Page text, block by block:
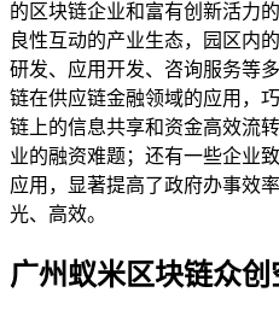
的区块链企业和富有创新活力
良性互动的产业生态，园区内
研发、应用开发、咨询服务等
链在供应链金融领域的应用，
链上的信息共享和资金高效流
业的融资难题；还有一些企业
应用，显著提高了政府办事效
光、高效。
广州蚁米区块链众创